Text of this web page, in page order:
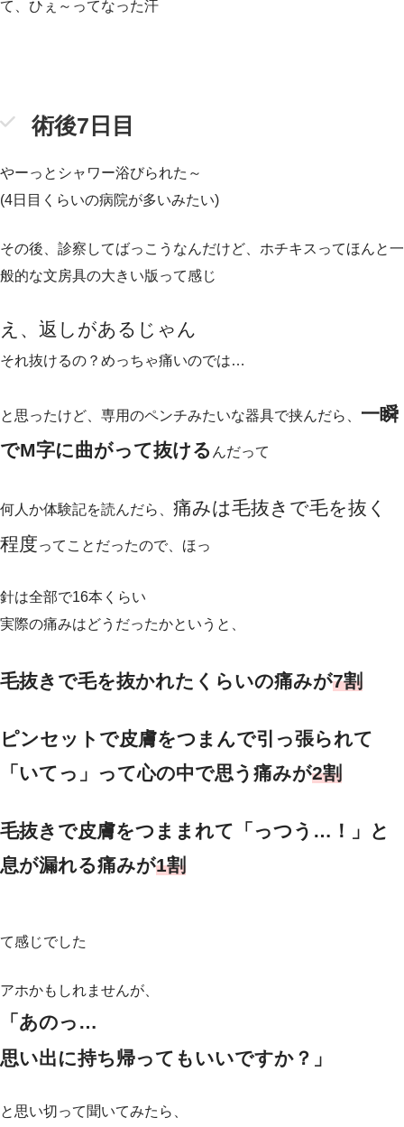
て、ひぇ～ってなった汗
術後7日目
やーっとシャワー浴びられた～
(4日目くらいの病院が多いみたい)
その後、診察してばっこうなんだけど、ホチキスってほんと一
般的な文房具の大きい版って感じ
え、返しがあるじゃん
それ抜けるの？めっちゃ痛いのでは…
と思ったけど、専用のペンチみたいな器具で挟んだら、 一瞬
でM字に曲がって抜ける んだって
何人か体験記を読んだら、 痛みは毛抜きで毛を抜く
程度ってことだったので、ほっ
針は全部で16本くらい
実際の痛みはどうだったかというと、
毛抜きで毛を抜かれたくらいの痛みが7割
ピンセットで皮膚をつまんで引っ張られて
「いてっ」って心の中で思う痛みが2割
毛抜きで皮膚をつままれて「っつう…！」と
息が漏れる痛みが1割
て感じでした
アホかもしれませんが、
「あのっ…
思い出に持ち帰ってもいいですか？」
と思い切って聞いてみたら、